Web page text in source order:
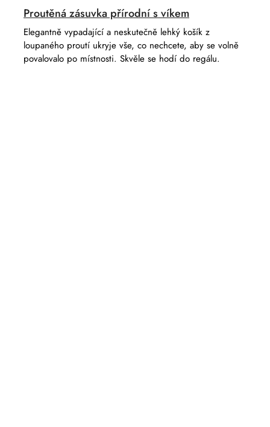
Proutěná zásuvka přírodní s víkem
Elegantně vypadající a neskutečně lehký košík z
loupaného proutí ukryje vše, co nechcete, aby se volně
povalovalo po místnosti. Skvěle se hodí do regálu.